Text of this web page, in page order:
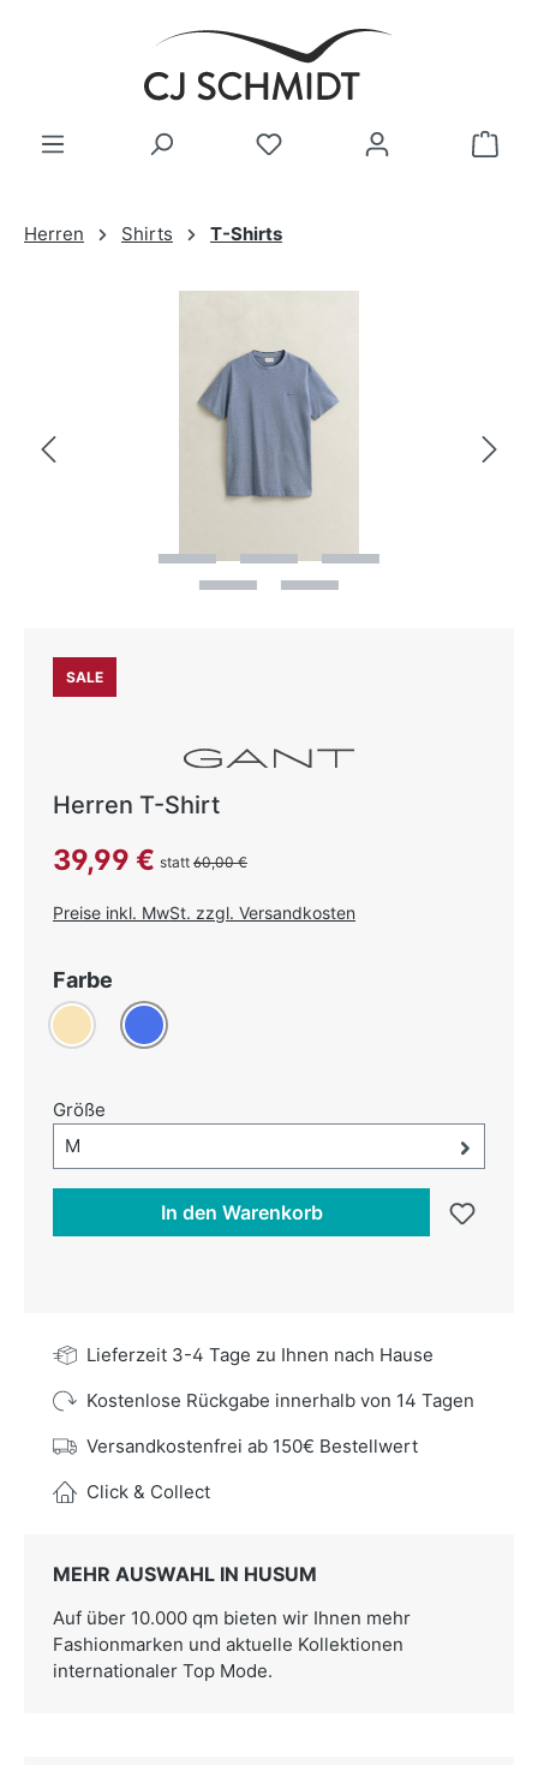
Zum Hauptinhalt springen
Herren Shirts T-Shirts
SALE
Herren T-Shirt
Verkaufspreis:
39,99 € statt 60,00 €
Preise inkl. MwSt. zzgl. Versandkosten
Farbe
Beige
(Diese Option ist zurzeit nicht verfügbar.)
Blau
Größe
Größe-Auswahl öffnen, aktuell ausgewählt:
M
In den Warenkorb
Lieferzeit 3-4 Tage zu Ihnen nach Hause
Kostenlose Rückgabe innerhalb von 14 Tagen
Versandkostenfrei ab 150€ Bestellwert
Click & Collect
MEHR AUSWAHL IN HUSUM
Auf über 10.000 qm bieten wir Ihnen mehr
Fashionmarken und aktuelle Kollektionen
internationaler Top Mode.